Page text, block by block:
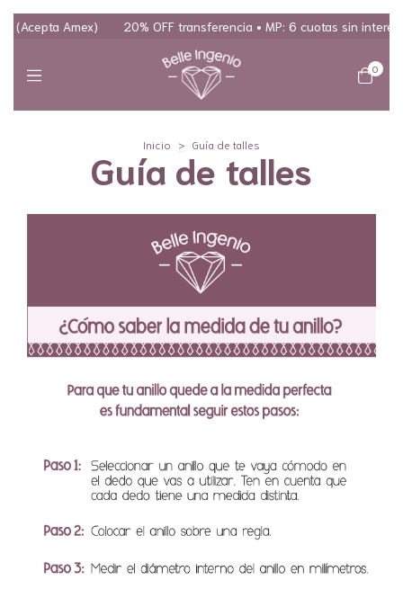
Amex) 20% OFF transferencia • MP: 6 cuotas sin interés
0
Inicio > Guía de talles
Guía de talles